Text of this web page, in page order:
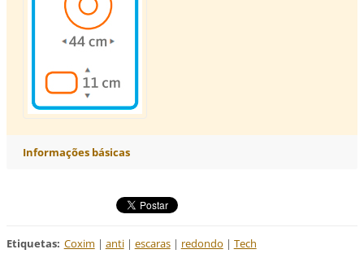
Informações básicas
Etiquetas: Coxim | anti | escaras | redondo | Tech